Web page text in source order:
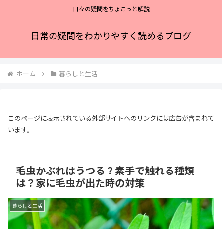
日々の疑問をちょこっと解説
日常の疑問をわかりやすく読めるブログ
ホーム 暮らしと生活
このページに表示されている外部サイトへのリンクには広告が含まれて
います。
毛虫かぶれはうつる？素手で触れる種類
は？家に毛虫が出た時の対策
暮らしと生活